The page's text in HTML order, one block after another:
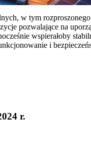
w tym
pozwalające na
wspierałoby
i
r.